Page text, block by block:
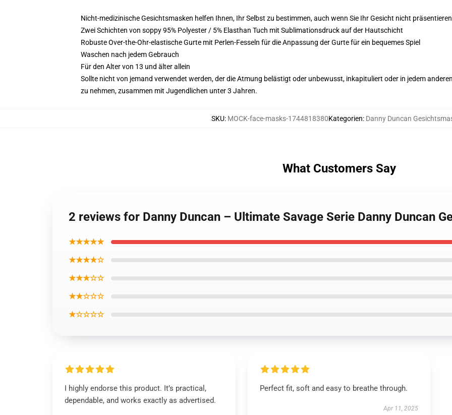
Nicht-medizinische Gesichtsmasken helfen Ihnen, Ihr Selbst zu bestimmen, auch wenn Sie Ihr Gesicht nicht
Zwei Schichten von soppy 95% Polyester / 5% Elasthan Tuch mit Sublimationsdruck auf der Hautschicht
Robuste Over-the-Ohr-elastische Gurte mit Perlen-Fesseln für die Anpassung der Gurte für ein bequemes Spiel
Waschen nach jedem Gebrauch
Für den Alter von 13 und älter allein
Sollte nicht von jemand verwendet werden, der die Atmung belästigt oder unbewusst, inkapituliert oder in jedem
zu nehmen, zusammen mit Jugendlichen unter 3 Jahren.
SKU: MOCK-face-masks-1744818380Kategorien: Danny Duncan
What Customers Say
2 reviews for Danny Duncan – Ultimate Savage Serie Danny Duncan
★★★★★
★★★★☆
★★★☆☆
★★☆☆☆
★☆☆☆☆
I highly endorse this product. It’s practical,
dependable, and works exactly as advertised.
Perfect fit, soft and easy to breathe through.
Apr 11, 2025